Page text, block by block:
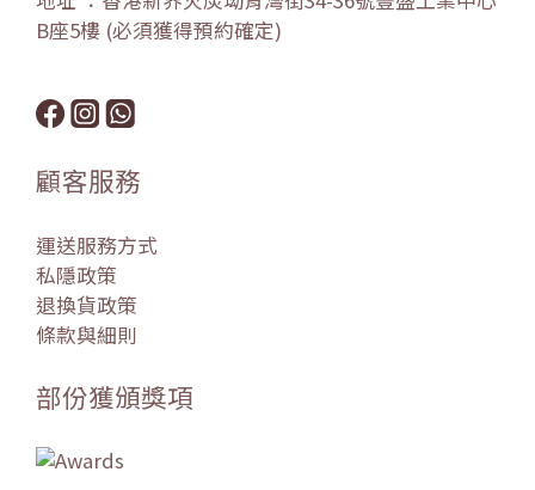
B座5樓 (必須獲得預約確定)
顧客服務
運送服務方式
私隱政策
退換貨政策
條款與細則
部份獲頒獎項